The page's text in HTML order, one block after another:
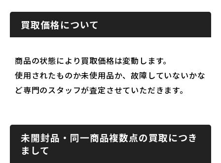
買取価格について
商品の状態により買取価格は変動します。
使用されたものか未使用品か、故障していないかな
ど専門のスタッフが査定させていただきます。
未開封品・同一商品複数点の買取につき
まして